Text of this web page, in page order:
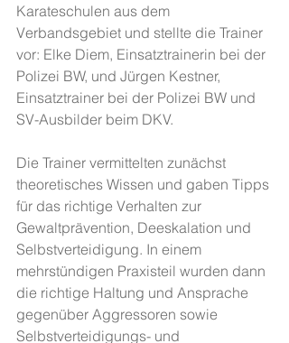
Karateschulen aus dem
Verbandsgebiet und stellte die Trainer
vor: Elke Diem, Einsatztrainerin bei der
Polizei BW, und Jürgen Kestner,
Einsatztrainer bei der Polizei BW und
SV-Ausbilder beim DKV.
Die Trainer vermittelten zunächst
theoretisches Wissen und gaben Tipps
für das richtige Verhalten zur
Gewaltprävention, Deeskalation und
Selbstverteidigung. In einem
mehrstündigen Praxisteil wurden dann
die richtige Haltung und Ansprache
gegenüber Aggressoren sowie
Selbstverteidigungs- und